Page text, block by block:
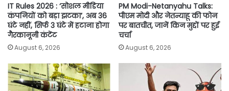
IT Rules 2026 : ‘सोशल मीडिया
कंपनियों को बड़ा झटका’, अब 36
घंटे नहीं, सिर्फ 3 घंटे में हटाना होगा
गैरकानूनी कंटेंट
August 6, 2026
PM Modi-Netanyahu Talks:
पीएम मोदी और नेतन्याहू की फोन
पर बातचीत, जानें किन मुद्दों पर हुई
चर्चा
August 6, 2026